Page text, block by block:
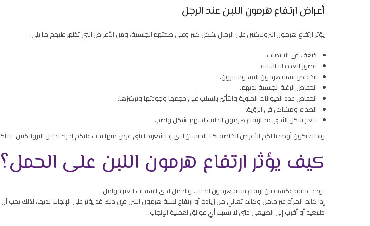
أعراض ارتفاع هرمون اللبن عند الرجل
يؤثر ارتفاع هرمون البرولاكتين على الرجال بشكل كبير وعلى صحتهم الجنسية، ومن الأعراض التي تظهر عليهم ما يلي:
ضعف في الانتصاب.
قصور الغدة التناسلية.
انخفاض نسبة هرمون التستوستيرون.
انخفاض الرغبة الجنسية لديهم.
انخفاض عدد الحيوانات المنوية والتأثير بالسلب على حجمها وجودتها وتركيزها.
الصداع ومشاكل في الرؤية.
يتغير شكل الثدي عند ارتفاع هرمون الحليب لديهم بشكل واضح.
وبذلك نكون أوضحنا لكم الأعراض الخاصة بكلا الجنسين التي إذا شعرتما بأي عرض منها يجب عليكم إجراء تحليل البرولاكتين،
كيف يؤثر ارتفاع هرمون اللبن على الحمل؟
توجد علاقة عكسية بين ارتفاع نسبة هرمون الحليب والحمل لدى السيدات الغير حوامل.
إذا كانت المرأة غير حامل وكانت تعاني من زيادة أو ارتفاع نسبة هرمون اللبن فإن ذلك قد يؤثر على الإنجاب لديها، لذلك يجب
طبيعية أو أقرب إلى الطبيعي حتى لا تسبب أي عوائق لعملية الإنجاب.